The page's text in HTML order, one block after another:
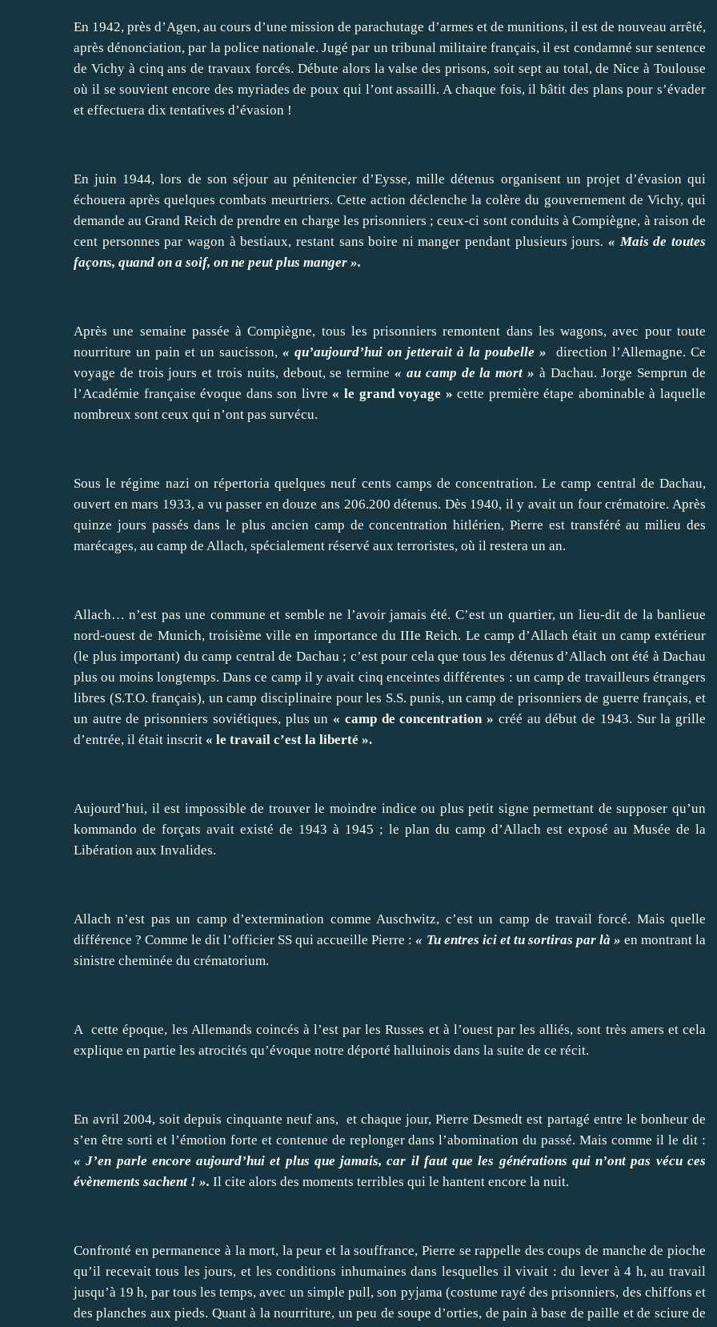
En 1942, près d’Agen, au cours d’une mission de parachutage d’armes et de munitions, il est de nouveau arrêté,
après dénonciation, par la police nationale. Jugé par un tribunal militaire français, il est condamné sur sentence
de Vichy à cinq ans de travaux forcés. Débute alors la valse des prisons, soit sept au total, de Nice à Toulouse
où il se souvient encore des myriades de poux qui l’ont assailli. A chaque fois, il bâtit des plans pour s’évader
et effectuera dix tentatives d’évasion !
En juin 1944, lors de son séjour au pénitencier d’Eysse, mille détenus organisent un projet d’évasion qui
échouera après quelques combats meurtriers. Cette action déclenche la colère du gouvernement de Vichy, qui
demande au Grand Reich de prendre en charge les prisonniers ; ceux-ci sont conduits à Compiègne, à raison de
cent personnes par wagon à bestiaux, restant sans boire ni manger pendant plusieurs jours.« Mais de toutes
façons, quand on a soif, on ne peut plus manger ».
Après une semaine passée à Compiègne, tous les prisonniers remontent dans les wagons, avec pour toute
nourriture un pain et un saucisson, « qu’aujourd’hui on jetterait à la poubelle »
direction l’Allemagne. Ce
voyage de trois jours et trois nuits, debout, se termine« au camp de la mort » à Dachau. Jorge Semprun de
l’Académie française évoque dans son livre « le grand voyage » cette première étape abominable à laquelle
nombreux sont ceux qui n’ont pas survécu.
Sous le régime nazi on répertoria quelques neuf cents camps de concentration. Le camp central de Dachau,
ouvert en mars 1933, a vu passer en douze ans 206.200 détenus. Dès 1940, il y avait un four crématoire. Après
quinze jours passés dans le plus ancien camp de concentration hitlérien, Pierre est transféré au milieu des
marécages, au camp de Allach, spécialement réservé aux terroristes, où il restera un an.
Allach… n’est pas une commune et semble ne l’avoir jamais été. C’est un quartier, un lieu-dit de la banlieue
nord-ouest de Munich, troisième ville en importance du IIIe Reich. Le camp d’Allach était un camp extérieur
(le plus important) du camp central de Dachau ; c’est pour cela que tous les détenus d’Allach ont été à Dachau
plus ou moins longtemps. Dans ce camp il y avait cinq enceintes différentes : un camp de travailleurs étrangers
libres (S.T.O. français), un camp disciplinaire pour les S.S. punis, un camp de prisonniers de guerre français, et
un autre de prisonniers soviétiques, plus un « camp de concentration » créé au début de 1943. Sur la grille
d’entrée, il était inscrit « le travail c’est la liberté ».
Aujourd’hui, il est impossible de trouver le moindre indice ou plus petit signe permettant de supposer qu’un
kommando de forçats avait existé de 1943 à 1945 ; le plan du camp d’Allach est exposé au Musée de la
Libération aux Invalides.
Allach n’est pas un camp d’extermination comme Auschwitz, c’est un camp de travail forcé. Mais quelle
différence ? Comme le dit l’officier SS qui accueille Pierre :« Tu entres ici et tu sortiras par là » en montrant la
sinistre cheminée du crématorium.
A cette époque, les Allemands coincés à l’est par les Russes et à l’ouest par les alliés, sont très amers et cela
explique en partie les atrocités qu’évoque notre déporté halluinois dans la suite de ce récit.
En avril 2004, soit depuis cinquante neuf ans, et chaque jour, Pierre Desmedt est partagé entre le bonheur de
s’en être sorti et l’émotion forte et contenue de replonger dans l’abomination du passé. Mais comme il le dit :
« J’en parle encore aujourd’hui et plus que jamais, car il faut que les générations qui n’ont pas vécu ces
évènements sachent ! ». Il cite alors des moments terribles qui le hantent encore la nuit.
Confronté en permanence à la mort, la peur et la souffrance, Pierre se rappelle des coups de manche de pioche
qu’il recevait tous les jours, et les conditions inhumaines dans lesquelles il vivait : du lever à 4 h, au travail
jusqu’à 19 h, par tous les temps, avec un simple pull, son pyjama (costume rayé des prisonniers, des chiffons et
des planches aux pieds. Quant à la nourriture, un peu de soupe d’orties, de pain à base de paille et de sciure de